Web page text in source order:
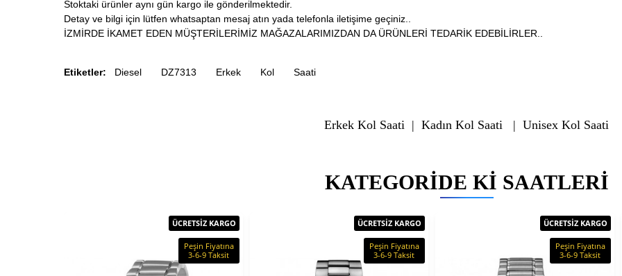
Stoktaki ürünler aynı gün kargo ile gönderilmektedir.
Detay ve bilgi için lütfen whatsaptan mesaj atın yada telefonla iletişime geçiniz..
İZMİRDE İKAMET EDEN MÜŞTERİLERİMİZ MAĞAZALARIMIZDAN DA ÜRÜNLERİ TEDARİK EDEBİLİRLER..
Etiketler: Diesel DZ7313 Erkek Kol Saati
Erkek Kol Saati | Kadın Kol Saati | Unisex Kol Saati
KATEGORIDE KI SAATLERI
ÜCRETSİZ KARGO
Peşin Fiyatına
3-6-9 Taksit
ÜCRETSİZ KARGO
Peşin Fiyatına
3-6-9 Taksit
ÜCRETSİZ KARGO
Peşin Fiyatına
3-6-9 Taksit